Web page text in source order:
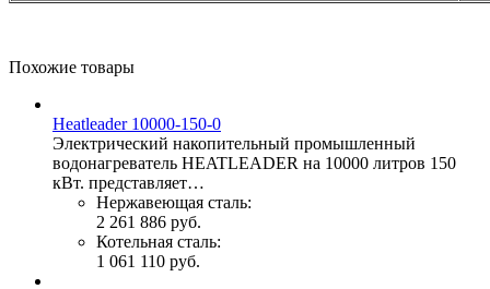
Похожие товары
Heatleader 10000-150-0
Электрический накопительный промышленный
водонагреватель HEATLEADER на 10000 литров 150
кВт. представляет…
Нержавеющая сталь:
2 261 886 руб.
Котельная сталь:
1 061 110 руб.